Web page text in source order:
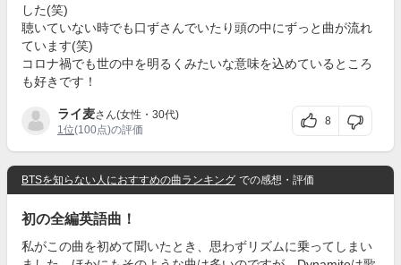
した(笑)
聴いていない時でも口ずさんでいたり頭の中にずっと曲が流れ
ています(笑)
コロナ禍でも世の中を明るくみたいな意味を込めているところ
も好きです！
ライ麦さん(女性・30代)
1位(100点)の評価
8
BTSを知らない人におすすめの曲ランキング での感想・評価
初の全編英語曲！
私がこの曲を初めて聞いたとき、思わずリズムに乗ってしまい